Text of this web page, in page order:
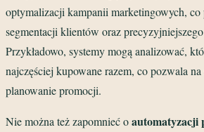
optymalizacji kampanii marketingowych, co
segmentacji klientów oraz
Przykładowo, systemy mogą analizować,
najczęściej kupowane razem, co pozwala
planowanie promocji.
Nie można też zapomnieć oautomatyzacji